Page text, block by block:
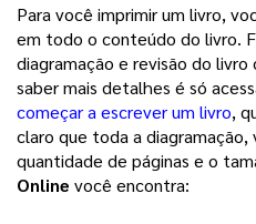
Para você imprimir um livro,
em todo o conteúdo do livro.
diagramação e revisão do
saber mais detalhes é só
começar a escrever um livro,
claro que toda a diagramação,
quantidade de páginas e o
Online você encontra: